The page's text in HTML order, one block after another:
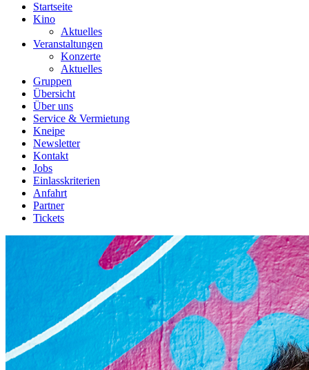
Startseite
Kino
Aktuelles
Veranstaltungen
Konzerte
Aktuelles
Gruppen
Übersicht
Über uns
Service & Vermietung
Kneipe
Newsletter
Kontakt
Jobs
Einlasskriterien
Anfahrt
Partner
Tickets